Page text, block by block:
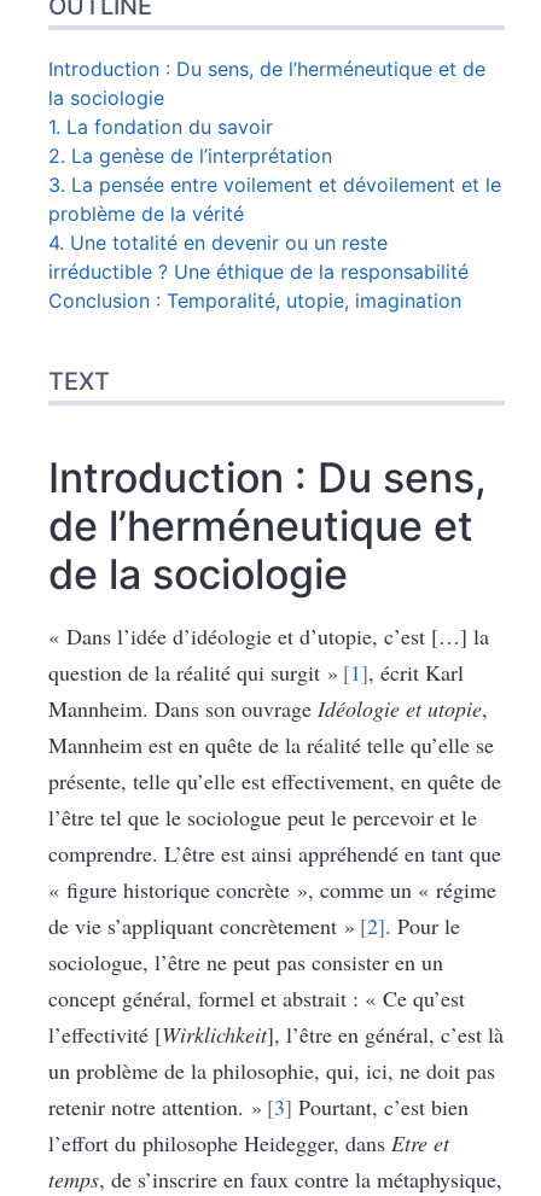
OUTLINE
Introduction : Du sens, de l’herméneutique et de
la sociologie
1. La fondation du savoir
2. La genèse de l’interprétation
3. La pensée entre voilement et dévoilement et le
problème de la vérité
4. Une totalité en devenir ou un reste
irréductible ? Une éthique de la responsabilité
Conclusion : Temporalité, utopie, imagination
TEXT
Introduction : Du sens,
de l’herméneutique et
de la sociologie
« Dans l’idée d’idéologie et d’utopie, c’est […] la
question de la réalité qui surgit » 1 , écrit Karl
Mannheim. Dans son ouvrage Idéologie et utopie,
Mannheim est en quête de la réalité telle qu’elle se
présente, telle qu’elle est effectivement, en quête de
l’être tel que le sociologue peut le percevoir et le
comprendre. L’être est ainsi appréhendé en tant que
« figure historique concrète », comme un « régime
de vie s’appliquant concrètement » 2 . Pour le
sociologue, l’être ne peut pas consister en un
concept général, formel et abstrait : « Ce qu’est
l’effectivité [Wirklichkeit], l’être en général, c’est là
un problème de la philosophie, qui, ici, ne doit pas
retenir notre attention. » 3 Pourtant, c’est bien
l’effort du philosophe Heidegger, dans Etre et
temps, de s’inscrire en faux contre la métaphysique,